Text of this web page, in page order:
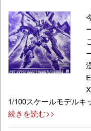
1/100スケールモデル
続きを読む>>